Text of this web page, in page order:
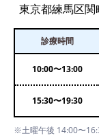
東京都練馬区
診療時間
10:00〜13:00
15:30〜19:30
※土曜午後 14:00〜